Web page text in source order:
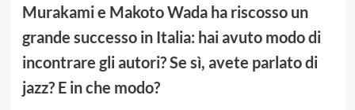
Murakami e Makoto Wada ha riscosso un
grande successo in Italia: hai avuto modo di
incontrare gli autori? Se sì, avete parlato di
jazz? E in che modo?